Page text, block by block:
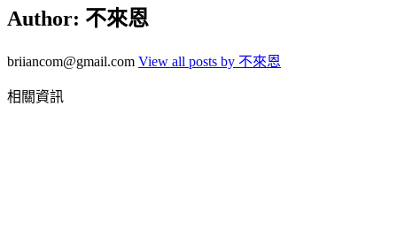
Author: 不來恩
briiancom@gmail.com View all posts by 不來恩
相關資訊